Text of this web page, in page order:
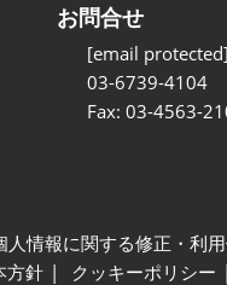
お問合せ
[email protected]
03-6739-4104
Fax: 03-4563-
人情報に関する修正・利
方針
クッキーポリシー